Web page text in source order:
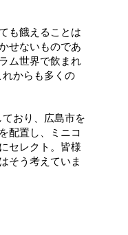
も餓えることは
せないものであ
ム世界で飲まれ
からも多くの
おり、広島市を
配置し、ミニコ
セレクト。皆様
そう考えていま